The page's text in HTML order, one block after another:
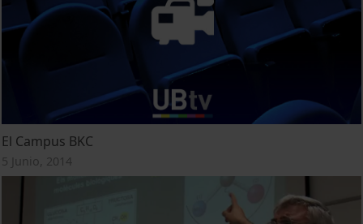
El Campus BKC
5 Junio, 2014